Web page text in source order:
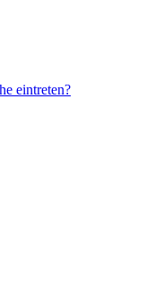
eintreten?